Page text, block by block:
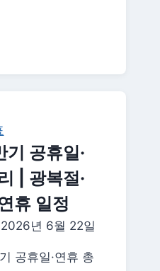
공휴일·
| 광복절·
휴 일정
2026년 6월 22일
공휴일·연휴 총